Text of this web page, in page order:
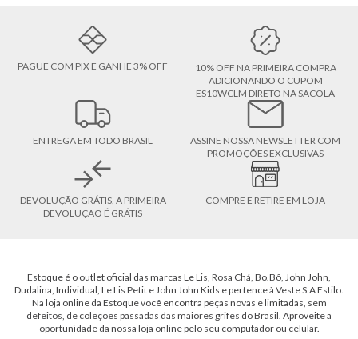
PAGUE COM PIX E GANHE 3% OFF
10% OFF NA PRIMEIRA COMPRA
ADICIONANDO O CUPOM
ES10WCLM DIRETO NA SACOLA
ENTREGA EM TODO BRASIL
ASSINE NOSSA NEWSLETTER COM
PROMOÇÕES EXCLUSIVAS
DEVOLUÇÃO GRÁTIS, A PRIMEIRA
DEVOLUÇÃO É GRÁTIS
COMPRE E RETIRE EM LOJA
Estoque é o outlet oficial das marcas Le Lis, Rosa Chá, Bo.Bô, John John,
Dudalina, Individual, Le Lis Petit e John John Kids e pertence à Veste S.A Estilo.
Na loja online da Estoque você encontra peças novas e limitadas, sem
defeitos, de coleções passadas das maiores grifes do Brasil. Aproveite a
oportunidade da nossa loja online pelo seu computador ou celular.